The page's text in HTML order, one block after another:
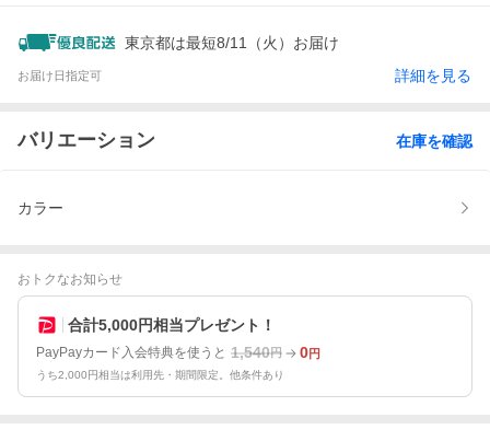
東京都は最短8/11（火）お届け
お届け日指定可 詳細を見る
バリエーション 在庫を確認
カラー
おトクなお知らせ
合計5,000円相当プレゼント！
PayPayカード入会特典を使うと 1,540円 0円
うち2,000円相当は利用先・期間限定。他条件あり